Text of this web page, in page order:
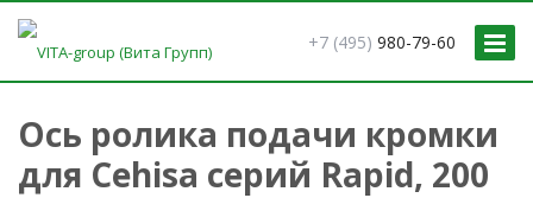
+7 (495) 980-79-60
Ось ролика подачи кромки
для Cehisa серий Rapid, 200